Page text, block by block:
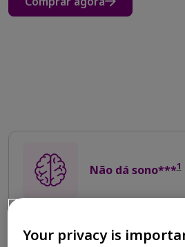
Não dá sono***1
Your privacy is